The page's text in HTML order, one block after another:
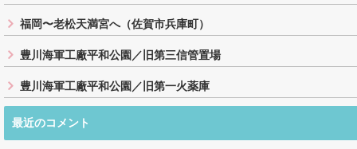
福岡〜老松天満宮へ（佐賀市兵庫町）
豊川海軍工廠平和公園／旧第三信管置場
豊川海軍工廠平和公園／旧第一火薬庫
最近のコメント